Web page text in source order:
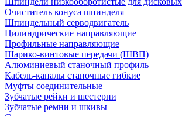
Очиститель конуса шпинделя
Шпиндельный серводвигатель
Цилиндрические направляющие
Профильные направляющие
Шарико-винтовые передачи (ШВП)
Алюминиевый станочный профиль
Кабель-каналы станочные гибкие
Муфты соединительные
Зубчатые рейки и шестерни
Зубчатые ремни и шкивы